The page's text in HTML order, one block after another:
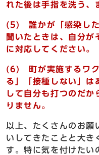
れた後は手指を洗う、
(5) 誰かが「感染した
聞いたときは、自分が
に対応してください。
(6) 町が実施するワク
る」「接種しない」は
して自分も打つのだか
りません。
以上、たくさんのお願
いしてきたことと大き
す。特に気を付けたい